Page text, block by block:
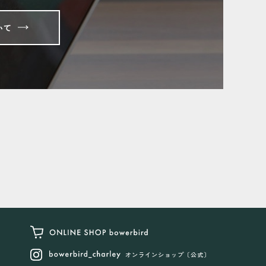
て
オンラインショップ〔公式〕